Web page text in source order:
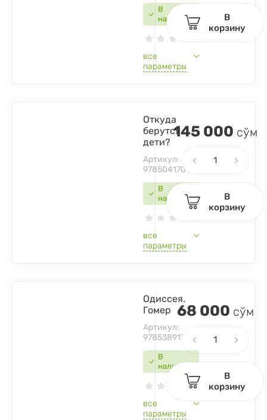
В
наличии
все
параметры
В
корзину
В
наличии
Откуда
берутся
дети?
Артикул:
9785041709150
все
параметры
145 000 сўм
В
корзину
В
наличии
Одиссея.
Гомер
Артикул:
9785389170605
все
параметры
68 000 сўм
В
корзину